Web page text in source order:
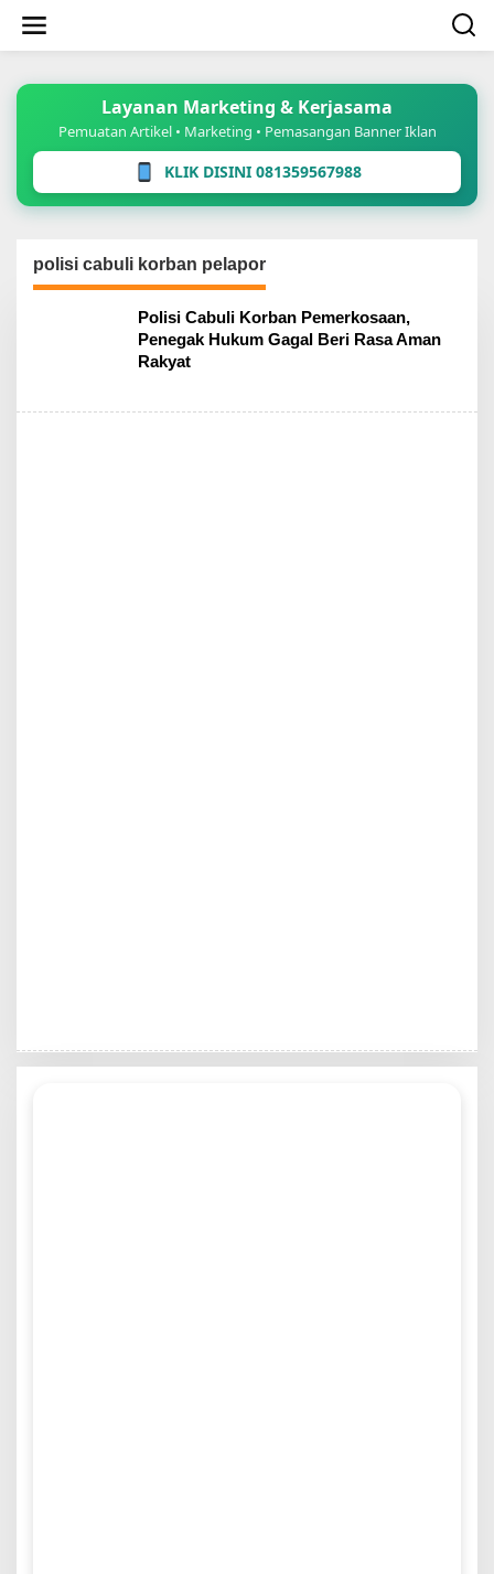
konten
Layanan Marketing & Kerjasama
Pemuatan Artikel • Marketing • Pemasangan Banner Iklan
KLIK DISINI 081359567988
polisi cabuli korban pelapor
Polisi Cabuli Korban Pemerkosaan,
Penegak Hukum Gagal Beri Rasa Aman
Rakyat